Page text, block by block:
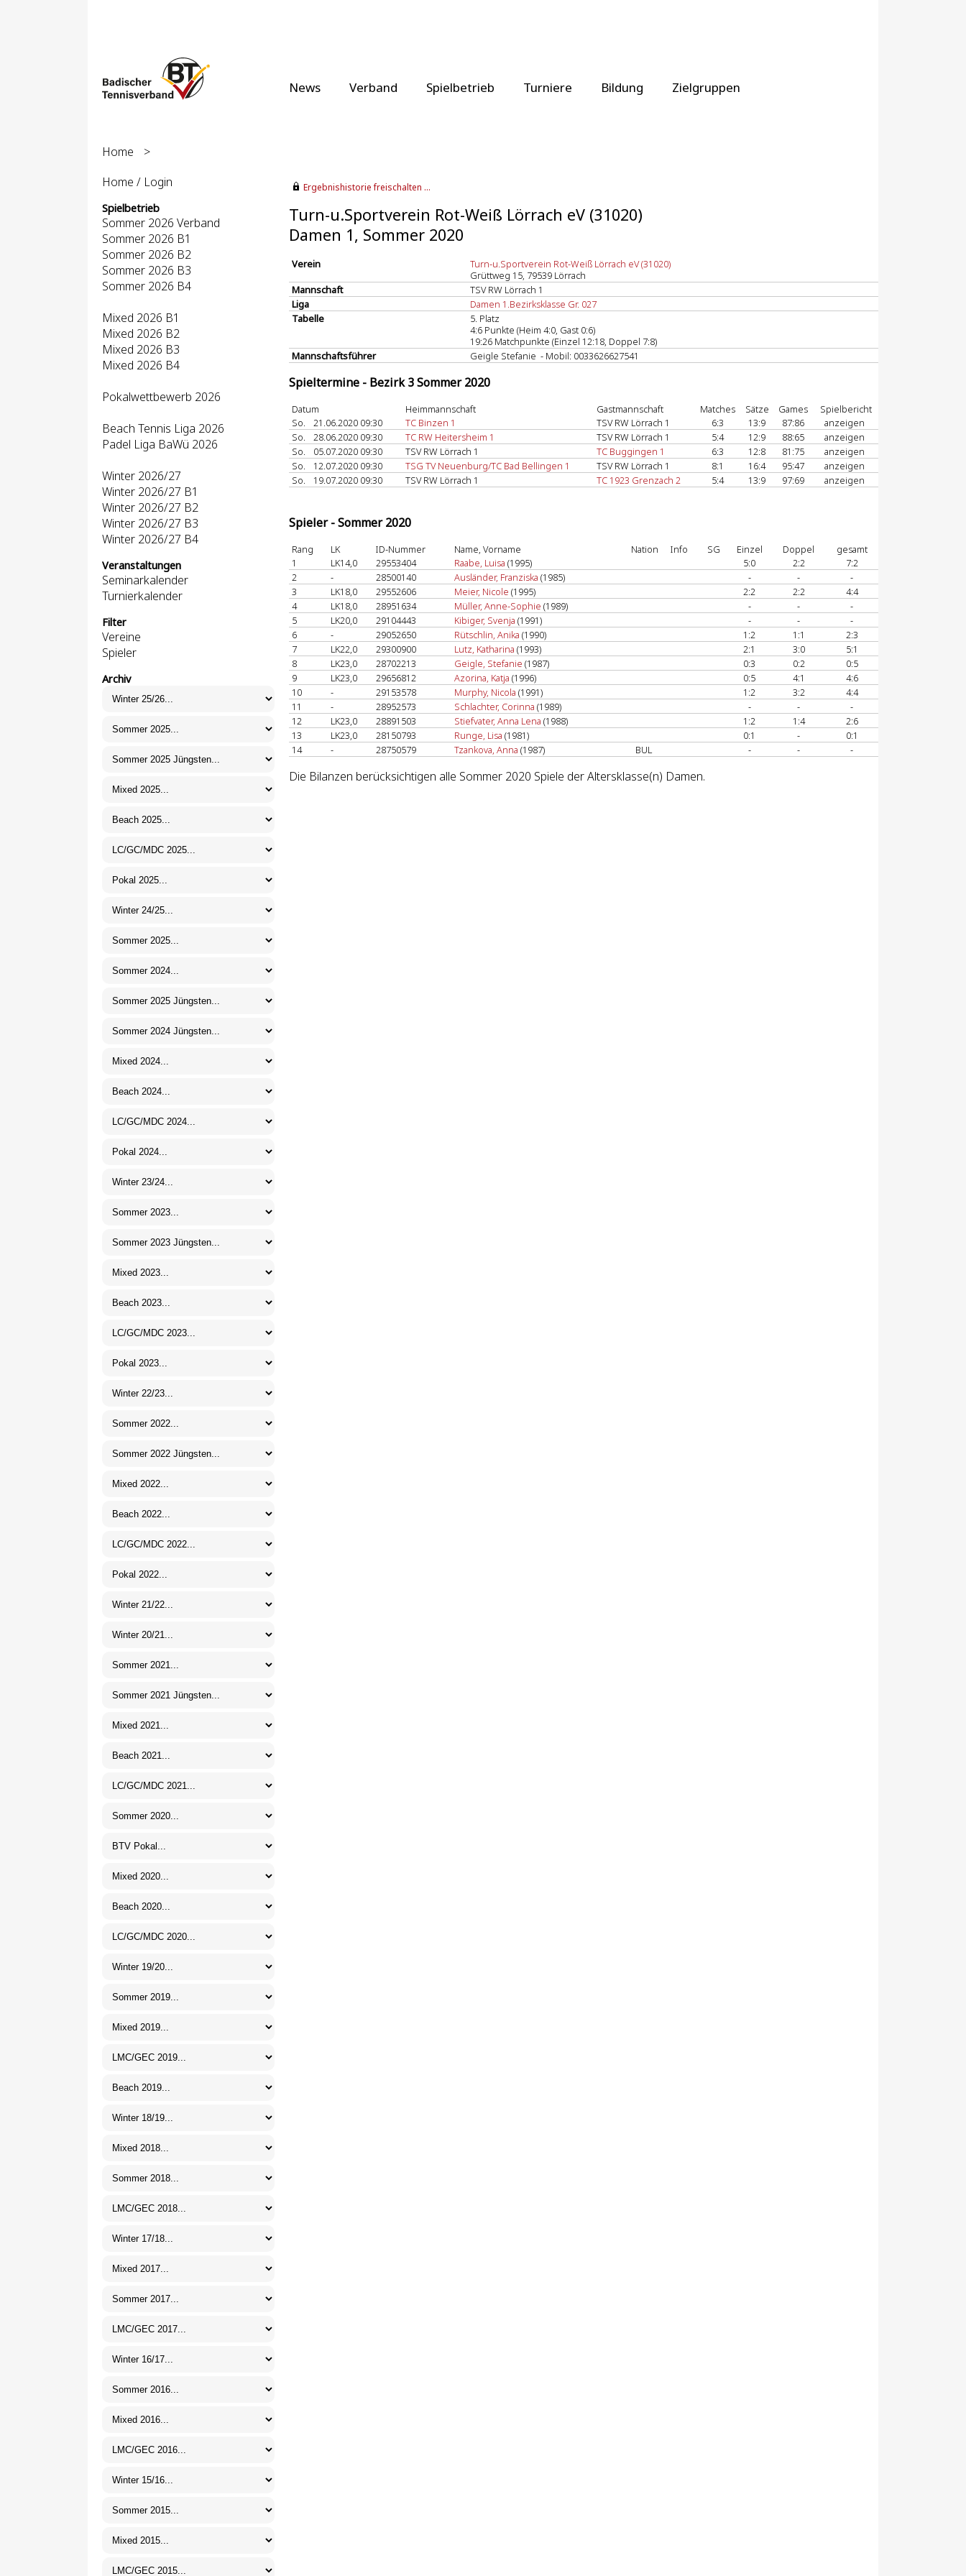
News Verband Spielbetrieb Turniere Bildung Zielgruppen
Home
>
Home / Login
Spielbetrieb
Sommer 2026 Verband
Sommer 2026 B1
Sommer 2026 B2
Sommer 2026 B3
Sommer 2026 B4
Mixed 2026 B1
Mixed 2026 B2
Mixed 2026 B3
Mixed 2026 B4
Pokalwettbewerb 2026
Beach Tennis Liga 2026
Padel Liga BaWü 2026
Winter 2026/27
Winter 2026/27 B1
Winter 2026/27 B2
Winter 2026/27 B3
Winter 2026/27 B4
Veranstaltungen
Seminarkalender
Turnierkalender
Filter
Vereine
Spieler
Archiv
Ergebnishistorie freischalten ...
Turn-u.Sportverein Rot-Weiß Lörrach eV (31020)
Damen 1, Sommer 2020
Verein
Turn-u.Sportverein Rot-Weiß Lörrach eV (31020)
Grüttweg 15, 79539 Lörrach
Mannschaft
TSV RW Lörrach 1
Liga
Damen 1.Bezirksklasse Gr. 027
Tabelle
5. Platz
4:6 Punkte (Heim 4:0, Gast 0:6)
19:26 Matchpunkte (Einzel 12:18, Doppel 7:8)
Mannschaftsführer
Geigle Stefanie - Mobil: 0033626627541
Spieltermine - Bezirk 3 Sommer 2020
Datum Heimmannschaft Gastmannschaft Matches Sätze Games
Spielbericht
So.
21.06.2020 09:30 TC Binzen 1 TSV RW Lörrach 1 6:3 13:9 87:86
anzeigen
So.
28.06.2020 09:30 TC RW Heitersheim 1 TSV RW Lörrach 1 5:4 12:9 88:65
anzeigen
So.
05.07.2020 09:30 TSV RW Lörrach 1 TC Buggingen 1 6:3 12:8 81:75
anzeigen
So.
12.07.2020 09:30 TSG TV Neuenburg/TC Bad Bellingen 1 TSV RW Lörrach 1 8:1 16:4 95:47
anzeigen
So.
19.07.2020 09:30 TSV RW Lörrach 1 TC 1923 Grenzach 2 5:4 13:9 97:69 anzeigen
Spieler - Sommer 2020
Rang LK ID-Nummer Name, Vorname Nation Info SG Einzel Doppel
gesamt
1
LK14,0 29553404 Raabe, Luisa (1995) 5:0 2:2
7:2
2
- 28500140 Ausländer, Franziska (1985) - -
-
3
LK18,0 29552606 Meier, Nicole (1995) 2:2 2:2
4:4
4
LK18,0 28951634 Müller, Anne-Sophie (1989) - -
-
5
LK20,0 29104443 Kibiger, Svenja (1991) - -
-
6
- 29052650 Rütschlin, Anika (1990) 1:2 1:1
2:3
7
LK22,0 29300900 Lutz, Katharina (1993) 2:1 3:0
5:1
8
LK23,0 28702213 Geigle, Stefanie (1987) 0:3 0:2
0:5
9
LK23,0 29656812 Azorina, Katja (1996) 0:5 4:1
4:6
10
- 29153578 Murphy, Nicola (1991) 1:2 3:2
4:4
11
- 28952573 Schlachter, Corinna (1989) - -
-
12
LK23,0 28891503 Stiefvater, Anna Lena (1988) 1:2 1:4
2:6
13
LK23,0 28150793 Runge, Lisa (1981) 0:1 -
0:1
14
- 28750579 Tzankova, Anna (1987) BUL - - -
Die Bilanzen berücksichtigen alle Sommer 2020 Spiele der Altersklasse(n) Damen.